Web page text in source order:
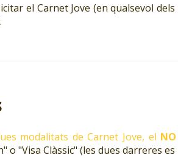
el Carnet Jove (en qualsevol
modalitats de Carnet Jove, el
o "Visa Clàssic" (les dues darreres